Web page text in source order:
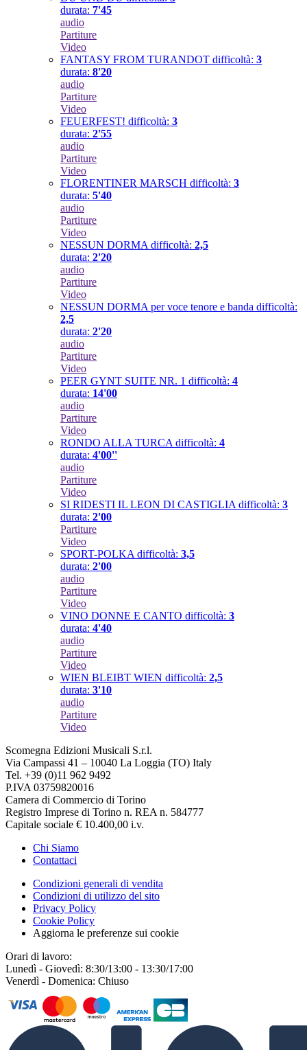
durata: 7'45
audio
Partiture
Video
FANTASY FROM TURANDOT difficoltà: 3
durata: 8'20
audio
Partiture
Video
FEUERFEST! difficoltà: 3
durata: 2'55
audio
Partiture
Video
FLORENTINER MARSCH difficoltà: 3
durata: 5'40
audio
Partiture
Video
NESSUN DORMA difficoltà: 2,5
durata: 2'20
audio
Partiture
Video
NESSUN DORMA per voce tenore e banda difficoltà:
2,5
durata: 2'20
audio
Partiture
Video
PEER GYNT SUITE NR. 1 difficoltà: 4
durata: 14'00
audio
Partiture
Video
RONDO ALLA TURCA difficoltà: 4
durata: 4'00''
audio
Partiture
Video
SI RIDESTI IL LEON DI CASTIGLIA difficoltà: 3
durata: 2'00
Partiture
Video
SPORT-POLKA difficoltà: 3,5
durata: 2'00
audio
Partiture
Video
VINO DONNE E CANTO difficoltà: 3
durata: 4'40
audio
Partiture
Video
WIEN BLEIBT WIEN difficoltà: 2,5
durata: 3'10
audio
Partiture
Video
Scomegna Edizioni Musicali S.r.l.
Via Campassi 41 – 10040 La Loggia (TO) Italy
Tel. +39 (0)11 962 9492
P.IVA 03759820016
Camera di Commercio di Torino
Registro Imprese di Torino n. REA n. 584777
Capitale sociale € 10.400,00 i.v.
Chi Siamo
Contattaci
Condizioni generali di vendita
Condizioni di utilizzo del sito
Privacy Policy
Cookie Policy
Aggiorna le preferenze sui cookie
Orari di lavoro:
Lunedì - Giovedì: 8:30/13:00 - 13:30/17:00
Venerdì - Domenica: Chiuso